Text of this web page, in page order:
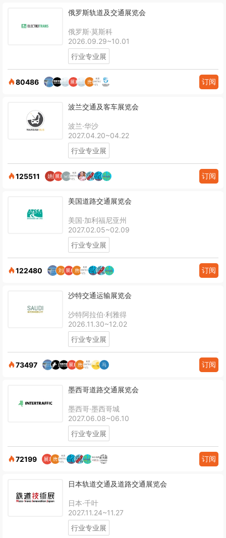
俄罗斯轨道及交通展览会
俄罗斯·莫斯科
2026.09.29~10.01
行业专业展
80486 订阅
波兰交通及客车展览会
波兰·华沙
2027.04.20~04.22
行业专业展
125511 订阅
美国道路交通展览会
美国·加利福尼亚州
2027.02.05~02.09
行业专业展
122480 订阅
沙特交通运输展览会
沙特阿拉伯·利雅得
2026.11.30~12.02
行业专业展
73497 订阅
墨西哥道路交通展览会
墨西哥·墨西哥城
2027.06.08~06.10
行业专业展
72199 订阅
日本轨道交通及道路交通展览会
日本·千叶
2027.11.24~11.27
行业专业展